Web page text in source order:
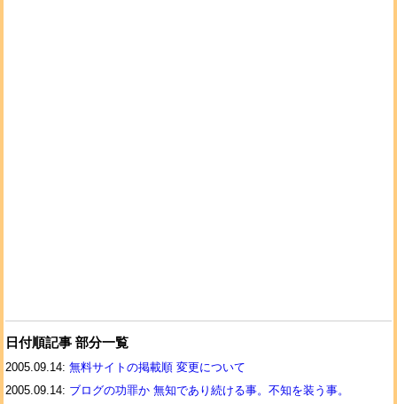
日付順記事 部分一覧
2005.09.14: 無料サイトの掲載順 変更について
2005.09.14: ブログの功罪か 無知であり続ける事。不知を装う事。